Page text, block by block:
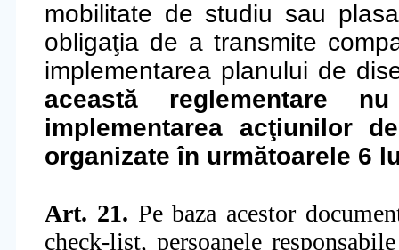
mobilitate de studiu sau
obligaţia de a transmite
implementarea planului de
această reglementare
implementarea acţiunilor
organizate în următoarele 6
Art. 21. Pe baza acestor
check-list, persoanele